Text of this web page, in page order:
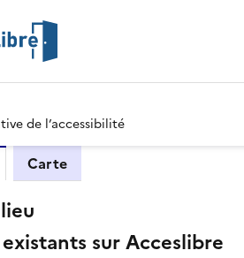
de l’accessibilité
Carte
sur Acceslibre